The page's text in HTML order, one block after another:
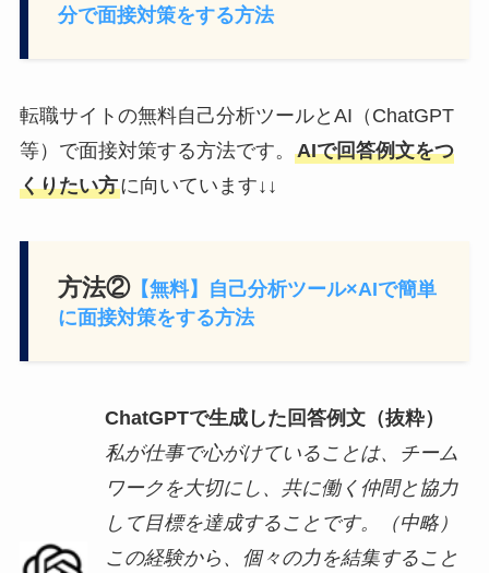
分で面接対策をする方法
転職サイトの無料自己分析ツールとAI（ChatGPT
等）で面接対策する方法です。 AIで回答例文をつ
くりたい方に向いています↓↓
方法②【無料】自己分析ツール×AIで簡単
に面接対策をする方法
ChatGPTで生成した回答例文（抜粋）
私が仕事で心がけていることは、チーム
ワークを大切にし、共に働く仲間と協力
して目標を達成することです。（中略）
この経験から、個々の力を結集すること